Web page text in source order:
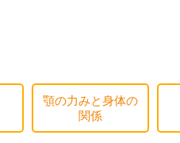
顎の力みと身体の
関係